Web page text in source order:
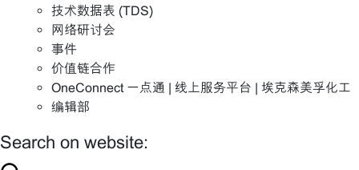
技术数据表 (TDS)
网络研讨会
事件
价值链合作
OneConnect 一点通 | 线上服务平台 | 埃克森美孚化工
编辑部
Search on website: